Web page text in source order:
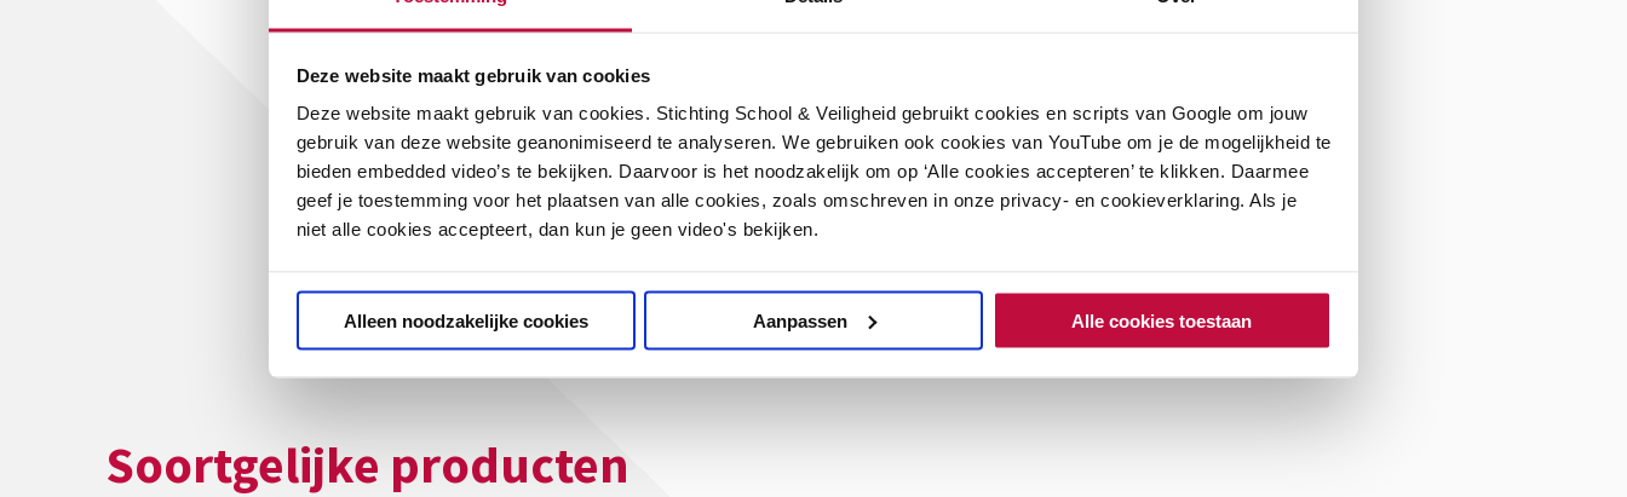
Deze website maakt gebruik van cookies
Deze website maakt gebruik van cookies. Stichting School & Veiligheid gebruikt cookies en scripts van Google om jouw
gebruik van deze website geanonimiseerd te analyseren. We gebruiken ook cookies van YouTube om je de mogelijkheid te
bieden embedded video’s te bekijken. Daarvoor is het noodzakelijk om op ‘Alle cookies accepteren’ te klikken. Daarmee
geef je toestemming voor het plaatsen van alle cookies, zoals omschreven in onze privacy- en cookieverklaring. Als je
niet alle cookies accepteert, dan kun je geen video's bekijken.
Alleen noodzakelijke cookies Aanpassen Alle cookies toestaan
Vertrouwenspersoon/intern begeleider
Anders
DOWNLOAD ZONDER INSCHRIJVING
Soortgelijke producten